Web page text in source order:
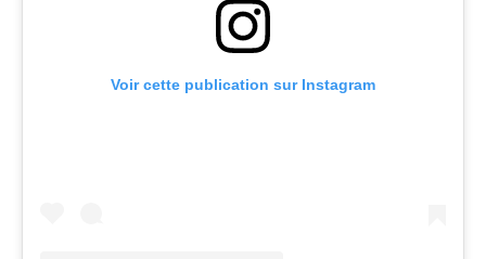
Voir cette publication sur Instagram